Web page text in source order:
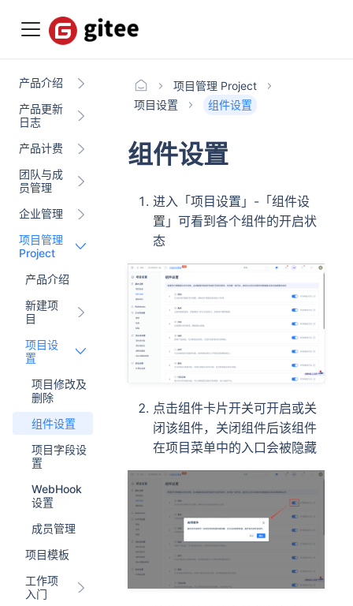
产品介绍
产品更新
日志
产品计费
团队与成
员管理
企业管理
项目管理
Project
产品介绍
新建项
目
项目设
置
项目修改及
删除
组件设置
项目字段设
置
WebHook
设置
成员管理
项目模板
工作项
入门
项目管理 Project
项目设置
组件设置
组件设置
进入「项目设置」-「组件设
置」可看到各个组件的开启状
态
点击组件卡片开关可开启或关
闭该组件，关闭组件后该组件
在项目菜单中的入口会被隐藏